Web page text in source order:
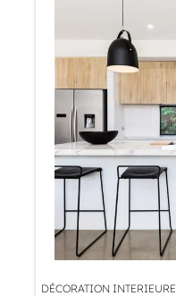
DÉCORATION INTERIEURE